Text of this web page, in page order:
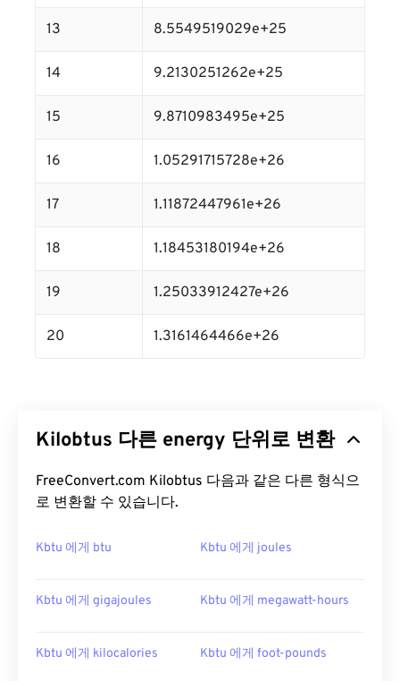
13 8.5549519029e+25
14 9.2130251262e+25
15 9.8710983495e+25
16 1.05291715728e+26
17 1.11872447961e+26
18 1.18453180194e+26
19 1.25033912427e+26
20 1.3161464466e+26
Kilobtus 다른 energy 단위로 변환
FreeConvert.com Kilobtus 다음과 같은 다른 형식으
로 변환할 수 있습니다.
Kbtu 에게 btu Kbtu 에게 joules
Kbtu 에게 gigajoules Kbtu 에게 megawatt-hours
Kbtu 에게 kilocalories Kbtu 에게 foot-pounds